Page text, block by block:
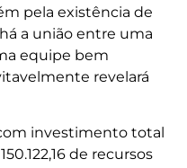
pela existência de
a união entre uma
equipe bem
revelará
investimento total
de recursos